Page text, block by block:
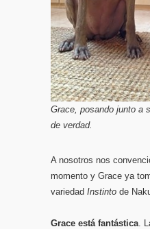
Grace, posando junto a
de verdad.
A nosotros nos
momento y Grace ya
variedad Instinto de
Grace está fantástica .